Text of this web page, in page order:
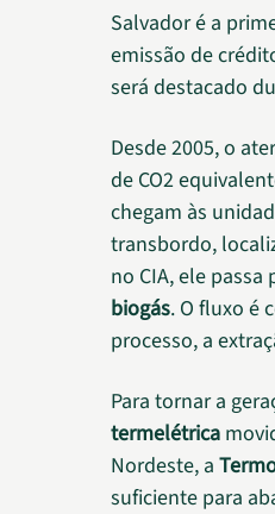
Salvador é a
emissão de
será destacado
Desde 2005, o
de CO2
chegam às
transbordo,
no CIA, ele
biogás. O fluxo é
processo, a
Para tornar a
termelétrica
Nordeste, a
suficiente para